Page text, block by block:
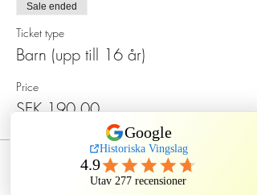
Sale ended
Ticket type
Barn (upp till 16 år)
Price
SEK 190.00